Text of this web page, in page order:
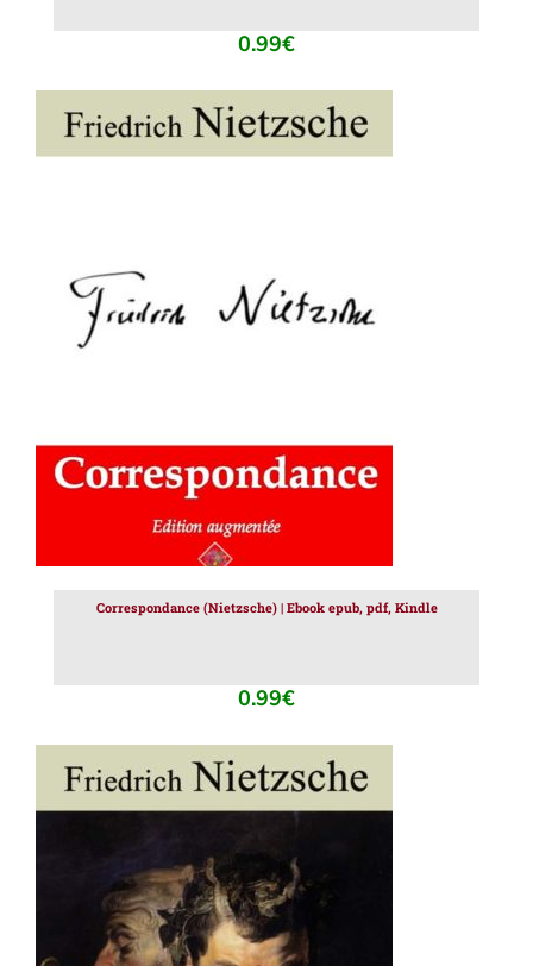
0.99€
AJOUTER AU PANIER
Correspondance (Nietzsche) | Ebook epub, pdf, Kindle
0.99€